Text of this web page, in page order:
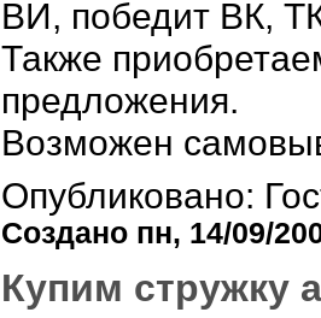
ВИ, победит ВК,
Также
предложения.
Возможен
Опубликовано:
Создано пн, 14/09/
Купим стружку